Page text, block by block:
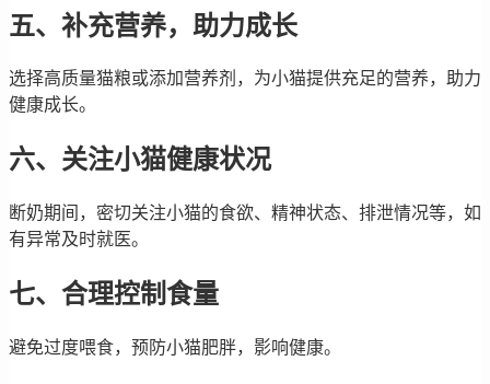
五、补充营养，助力成长
选择高质量猫粮或添加营养剂，为小猫提供充足的营养，助力
健康成长。
六、关注小猫健康状况
断奶期间，密切关注小猫的食欲、精神状态、排泄情况等，如
有异常及时就医。
七、合理控制食量
避免过度喂食，预防小猫肥胖，影响健康。